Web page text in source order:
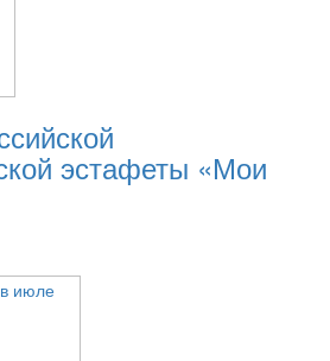
эстафеты «Мои